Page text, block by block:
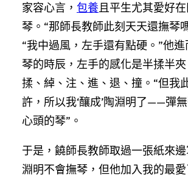
家容心言， 包養且平生尤其愛好
琴。“那師長教師此刻天天還撫琴
“我中過風，左手還有點硬。”他
琴的時辰，左手的感化是半揉半夾
揉、綽、注、進、退、撞。“但我
許，所以我‘釀成’陶淵明了——彈
心頭的琴”。
于是，饒師長教師取過一張紙來
淵明不會撫琴，但他加入我的最